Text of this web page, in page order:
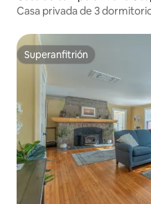
Casa privada de 3
Superanfitrión
Superanfitrión